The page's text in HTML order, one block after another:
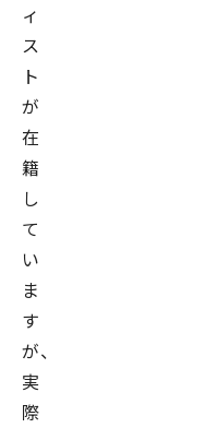
ィ
ス
ト
が
在
籍
し
て
い
ま
す
が、
実
際